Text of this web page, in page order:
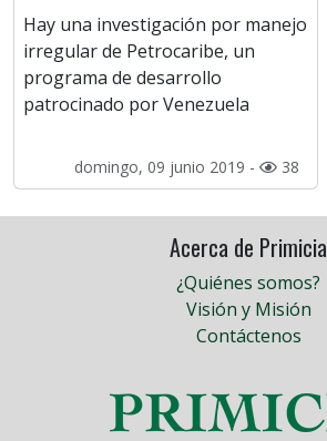
Hay una investigación por manejo
irregular de Petrocaribe, un
programa de desarrollo
patrocinado por Venezuela
domingo, 09 junio 2019 - 38
Acerca de Primicia
¿Quiénes somos?
Visión y Misión
Contáctenos